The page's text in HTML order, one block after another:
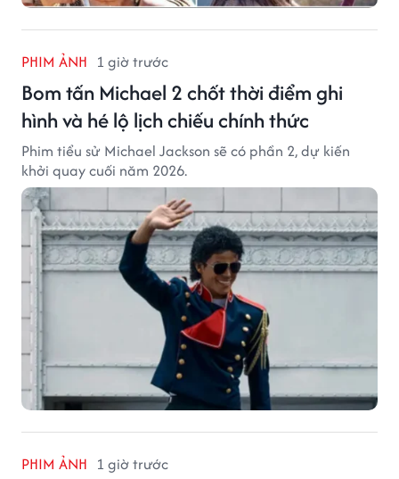
PHIM ẢNH 1 giờ trước
Bom tấn Michael 2 chốt thời điểm ghi
hình và hé lộ lịch chiếu chính thức
Phim tiểu sử Michael Jackson sẽ có phần 2, dự kiến
khởi quay cuối năm 2026.
PHIM ẢNH 1 giờ trước